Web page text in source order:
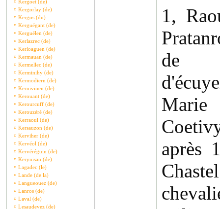
¤ Kergoet (de)
¤ Kergorlay (de)
¤ Kergos (du)
¤ Kerguégant (de)
¤ Kerguélen (de)
¤ Kerlazrec (de)
¤ Kerloaguen (de)
¤ Kermauan (de)
¤ Kermellec (de)
¤ Kerminihy (de)
¤ Kermodiern (de)
¤ Kernivinen (de)
¤ Kerouant (de)
¤ Kerourcuff (de)
¤ Kerouzéré (de)
¤ Kerraoul (de)
¤ Kersauzon (de)
¤ Kerviher (de)
¤ Kervéol (de)
¤ Kervéréguin (de)
¤ Kerynisan (de)
¤ Lagadec (le)
¤ Lande (de la)
¤ Langueouez (de)
¤ Lanros (de)
¤ Laval (de)
¤ Lesaudevez (de)
1,
de
Marie
après